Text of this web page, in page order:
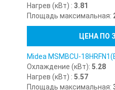
Нагрев (кВт) : 3.81
Площадь максимальная:
ЦЕНА ПО
Midea MSMBCU-
Охлаждение (кВт): 5.28
Нагрев (кВт) : 5.57
Площадь максимальная: